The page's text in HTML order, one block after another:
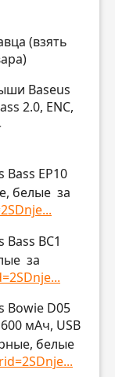
(взять
Baseus
2.0, ENC,
EP10
белые за
BC1
за
Bowie D05
мАч, USB
белые